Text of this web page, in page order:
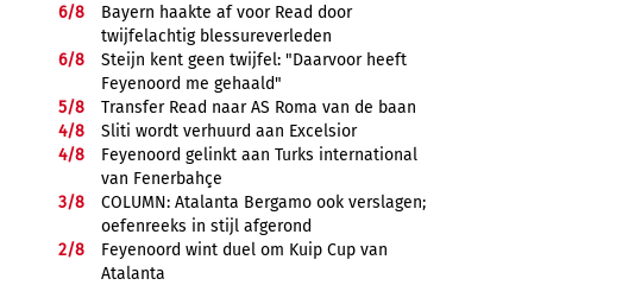
6/8
Bayern haakte af voor Read door
twijfelachtig blessureverleden
6/8
Steijn kent geen twijfel: "Daarvoor heeft
Feyenoord me gehaald"
5/8
Transfer Read naar AS Roma van de baan
4/8
Sliti wordt verhuurd aan Excelsior
4/8
Feyenoord gelinkt aan Turks international
van Fenerbahçe
3/8
COLUMN: Atalanta Bergamo ook verslagen;
oefenreeks in stijl afgerond
2/8
Feyenoord wint duel om Kuip Cup van
Atalanta